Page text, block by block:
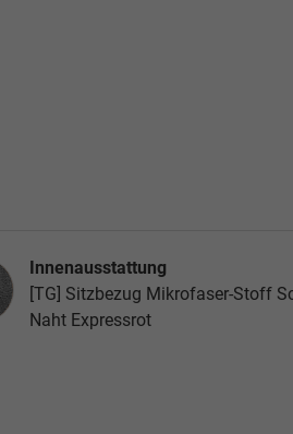
Innenausstattung
[TG] Sitzbezug Mikrofaser-Stoff
Naht Expressrot